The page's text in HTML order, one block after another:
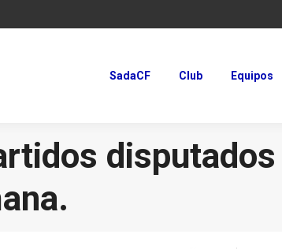
SadaCF Club Equipos
SadaCF Club Equipos